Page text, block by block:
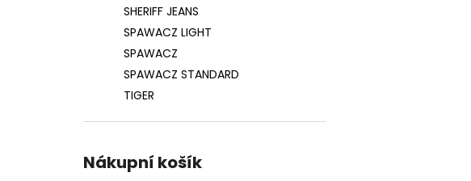
SHERIFF JEANS
SPAWACZ LIGHT
SPAWACZ
SPAWACZ STANDARD
TIGER
Nákupní košík